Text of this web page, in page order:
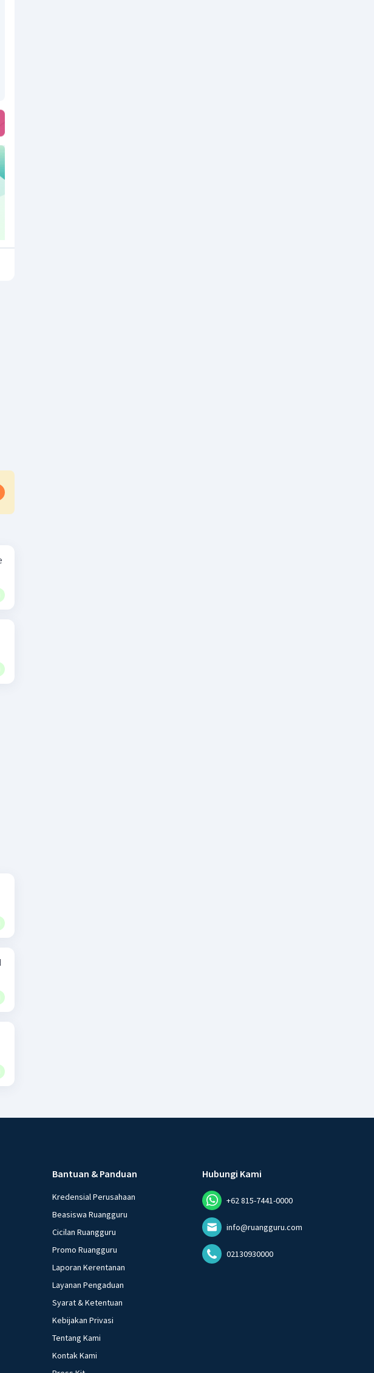
Bantuan & Panduan
Kredensial Perusahaan
Beasiswa Ruangguru
Cicilan Ruangguru
Promo Ruangguru
Laporan Kerentanan
Layanan Pengaduan
Syarat & Ketentuan
Kebijakan Privasi
Tentang Kami
Kontak Kami
Hubungi Kami
+62 815-7441-0000
info@ruangguru.com
02130930000